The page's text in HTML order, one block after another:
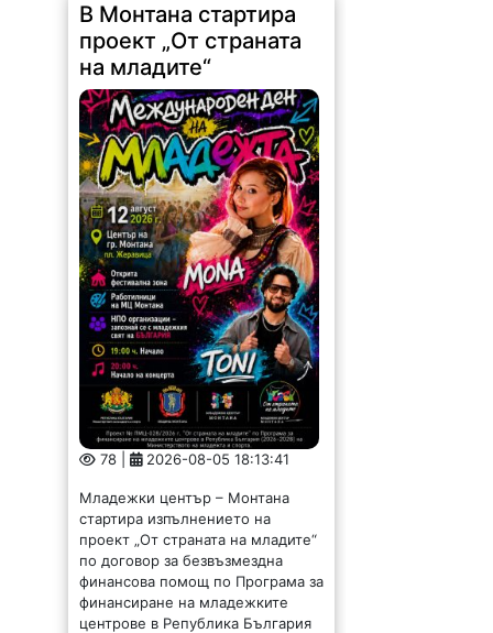
В Монтана стартира
проект „От страната
на младите“
78 | 2026-08-05 18:13:41
Младежки център – Монтана
стартира изпълнението на
проект „От страната на младите“
по договор за безвъзмездна
финансова помощ по Програма за
финансиране на младежките
центрове в Република България